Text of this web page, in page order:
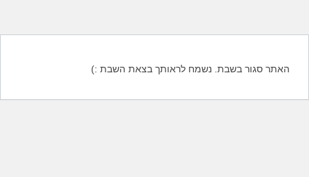
האתר סגור בשבת. נשמח לראותך בצאת השבת :)